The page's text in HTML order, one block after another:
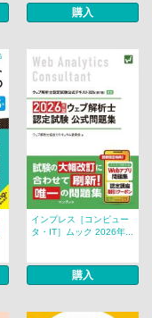
購入
インプレス［コンピュー
タ・IT］ムック 2026年...
購入